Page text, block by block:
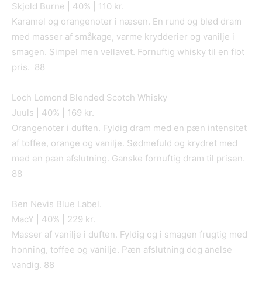
Skjold Burne | 40% | 110 kr.
Karamel og orangenoter i næsen. En rund og blød dram
med masser af småkage, varme krydderier og vanilje i
smagen. Simpel men vellavet. Fornuftig whisky til en flot
pris. 88
Loch Lomond Blended Scotch Whisky
Juuls | 40% | 169 kr.
Orangenoter i duften. Fyldig dram med en pæn intensitet
af toffee, orange og vanilje. Sødmefuld og krydret med
med en pæn afslutning. Ganske fornuftig dram til prisen.
88
Ben Nevis Blue Label.
MacY | 40% | 229 kr.
Masser af vanilje i duften. Fyldig og i smagen frugtig med
honning, toffee og vanilje. Pæn afslutning dog anelse
vandig. 88